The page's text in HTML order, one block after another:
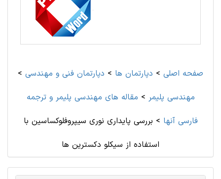
صفحه اصلی > دپارتمان ها > دپارتمان فنی و مهندسی >
مهندسی پليمر > مقاله های مهندسی پليمر و ترجمه
فارسی آنها > بررسی پایداری نوری سیپروفلوکساسین با
استفاده از سیکلو دکسترین ها